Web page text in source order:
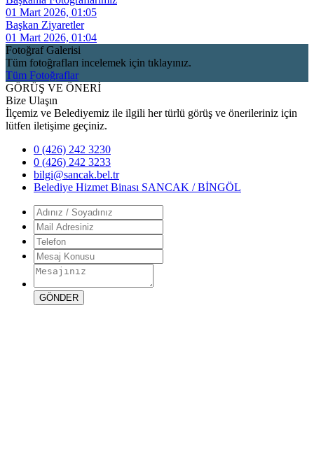
01 Mart 2026, 01:05
Başkan Ziyaretler
01 Mart 2026, 01:04
Fotoğraf Galerisi
Tüm fotoğrafları incelemek için tıklayınız.
Tüm Fotoğraflar
GÖRÜŞ VE ÖNERİ
Bize Ulaşın
İlçemiz ve Belediyemiz ile ilgili her türlü görüş ve önerileriniz için
lütfen iletişime geçiniz.
0 (426) 242 3230
0 (426) 242 3233
bilgi@sancak.bel.tr
Belediye Hizmet Binası SANCAK / BİNGÖL